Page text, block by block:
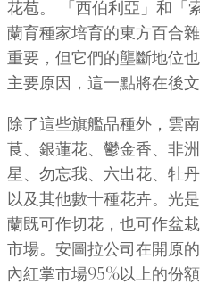
花苞。 「西伯利亞」和「
蘭育種家培育的東方百合
重要，但它們的壟斷地位
主要原因，這一點將在後文
除了這些旗艦品種外，雲
茛、銀蓮花、鬱金香、非
星、勿忘我、六出花、牡
以及其他數十種花卉。光
蘭既可作切花，也可作盆
市場。安圖拉公司在開原
內紅掌市場95%以上的份額